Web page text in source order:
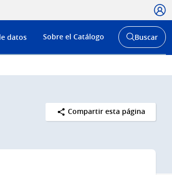
Menú
de
datos Sobre el Catálogo
Abrir
buscador
Buscar
Compartir esta página